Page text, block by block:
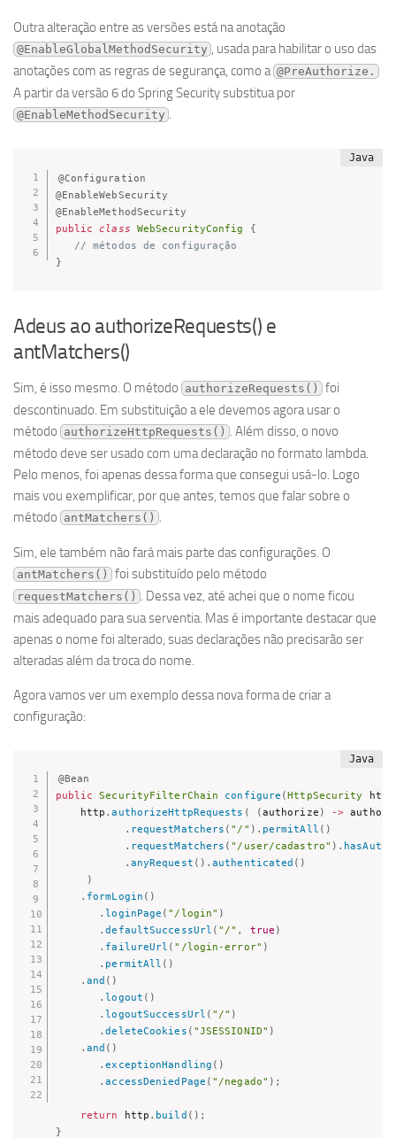
Outra alteração entre as versões está na anotação
@EnableGlobalMethodSecurity , usada para habilitar o uso das
anotações com as regras de segurança, como a @PreAuthorize.
A partir da versão 6 do Spring Security substitua por
@EnableMethodSecurity .
@Configuration
@EnableWebSecurity
@EnableMethodSecurity
public class WebSecurityConfig
{
// métodos de configuração
}
Adeus ao authorizeRequests() e
antMatchers()
Sim, é isso mesmo. O método authorizeRequests()
foi
descontinuado. Em substituição a ele devemos agora usar o
método authorizeHttpRequests() . Além disso, o novo
método deve ser usado com uma declaração no formato lambda.
Pelo menos, foi apenas dessa forma que consegui usá-lo. Logo
mais vou exemplificar, por que antes, temos que falar sobre o
método antMatchers() .
Sim, ele também não fará mais parte das configurações. O
antMatchers() foi substituído pelo método
requestMatchers() . Dessa vez, até achei que o nome ficou
mais adequado para sua serventia. Mas é importante destacar que
apenas o nome foi alterado, suas declarações não precisarão ser
alteradas além da troca do nome.
Agora vamos ver um exemplo dessa nova forma de criar a
configuração:
@Bean
public SecurityFilterChain configure (HttpSecurity http
    http
.authorizeHttpRequests ( (authorize ) ->
. requestMatchers ( "/" ) . permitAll ( )
. requestMatchers ( "/user/cadastro" ) .
. anyRequest ( ) .authenticated ( )
)
. formLogin ( )
.loginPage ( "/login" )
.defaultSuccessUrl ( "/" , true )
. failureUrl ( "/login-error" )
. permitAll ( )
.and ( )
.logout ( )
.logoutSuccessUrl ( "/" )
.deleteCookies ( "JSESSIONID" )
.and ( )
.exceptionHandling ( )
.accessDeniedPage ( "/negado" ) ;
return http . build ( ) ;
}